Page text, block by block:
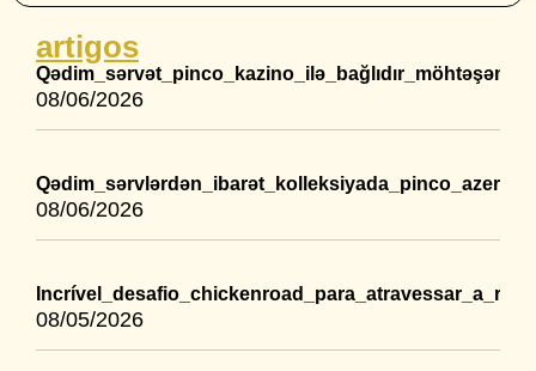
artigos
08/06/2026
08/06/2026
08/05/2026